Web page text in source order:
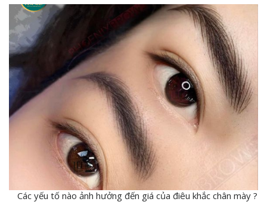
Các yếu tố nào ảnh hưởng đến giá của điêu khắc chân mày ?